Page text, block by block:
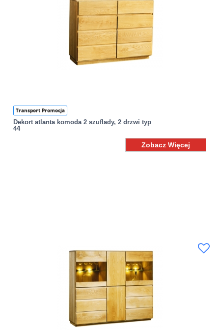
Transport Promocja
Dekort atlanta komoda 2 szuflady, 2 drzwi typ
44
Zobacz Więcej